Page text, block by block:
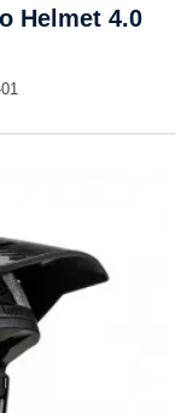
Helmet 4.0